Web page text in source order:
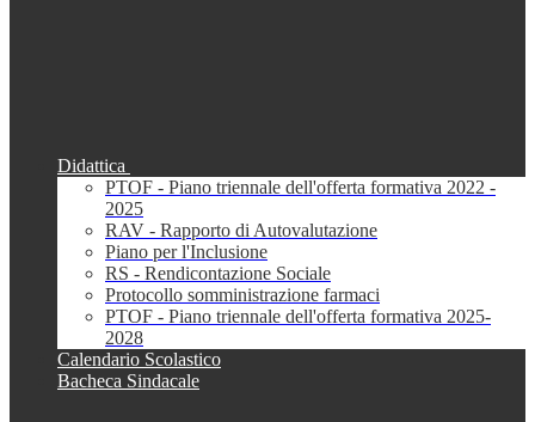
Didattica
PTOF - Piano triennale dell'offerta formativa 2022 -
2025
RAV - Rapporto di Autovalutazione
Piano per l'Inclusione
RS - Rendicontazione Sociale
Protocollo somministrazione farmaci
PTOF - Piano triennale dell'offerta formativa 2025-
2028
Calendario Scolastico
Bacheca Sindacale